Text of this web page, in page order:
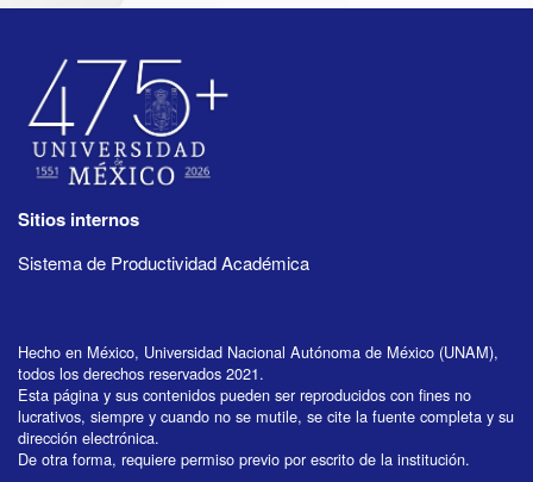
Sitios internos
Sistema de Productividad Académica
Hecho en México, Universidad Nacional Autónoma de México (UNAM),
todos los derechos reservados 2021.
Esta página y sus contenidos pueden ser reproducidos con fines no
lucrativos, siempre y cuando no se mutile, se cite la fuente completa y su
dirección electrónica.
De otra forma, requiere permiso previo por escrito de la institución.